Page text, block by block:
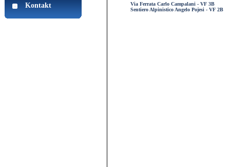
Kontakt
Via Ferrata Carlo Campalani - VF 3B
Sentiero Alpinistico Angelo Pojesi - VF 2B